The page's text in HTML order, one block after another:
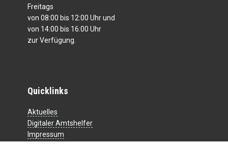
Freitags
von 08:00 bis 12:00 Uhr und
von 14:00 bis 16:00 Uhr
zur Verfügung.
Quicklinks
Aktuelles
Digitaler Amtshelfer
Impressum